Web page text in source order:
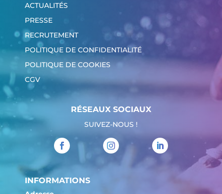
ACTUALITÉS
PRESSE
RECRUTEMENT
POLITIQUE DE CONFIDENTIALITÉ
POLITIQUE DE COOKIES
CGV
RÉSEAUX SOCIAUX
SUIVEZ-NOUS !
INFORMATIONS